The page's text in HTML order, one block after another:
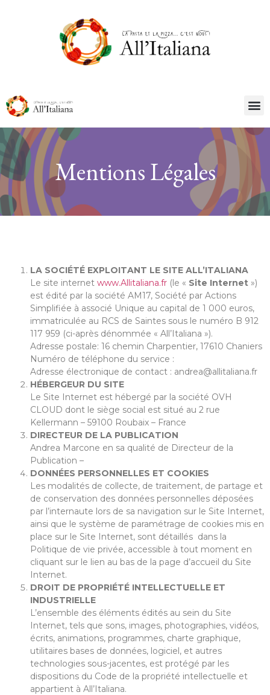
Mentions Légales
LA SOCIÉTÉ EXPLOITANT LE SITE ALL’ITALIANA
Le site internet www.Allitaliana.fr (le « Site Internet »)
est édité par la société AM17, Société par Actions
Simplifiée à associé Unique au capital de 1 000 euros,
immatriculée au RCS de Saintes sous le numéro B 912
117 959 (ci-après dénommée « All’Italiana »).
Adresse postale: 16 chemin Charpentier, 17610 Chaniers
Numéro de téléphone du service :
Adresse électronique de contact : andrea@allitaliana.fr
HÉBERGEUR DU SITE
Le Site Internet est hébergé par la société OVH
CLOUD dont le siège social est situé au 2 rue
Kellermann – 59100 Roubaix – France
DIRECTEUR DE LA PUBLICATION
Andrea Marcone en sa qualité de Directeur de la
Publication –
DONNÉES PERSONNELLES ET COOKIES
Les modalités de collecte, de traitement, de partage et
de conservation des données personnelles déposées
par l’internaute lors de sa navigation sur le Site Internet,
ainsi que le système de paramétrage de cookies mis en
place sur le Site Internet, sont détaillés dans la
Politique de vie privée, accessible à tout moment en
cliquant sur le lien au bas de la page d’accueil du Site
Internet.
DROIT DE PROPRIÉTÉ INTELLECTUELLE ET
INDUSTRIELLE
L’ensemble des éléments édités au sein du Site
Internet, tels que sons, images, photographies, vidéos,
écrits, animations, programmes, charte graphique,
utilitaires bases de données, logiciel, et autres
technologies sous-jacentes, est protégé par les
dispositions du Code de la propriété intellectuelle et
appartient à All’Italiana.